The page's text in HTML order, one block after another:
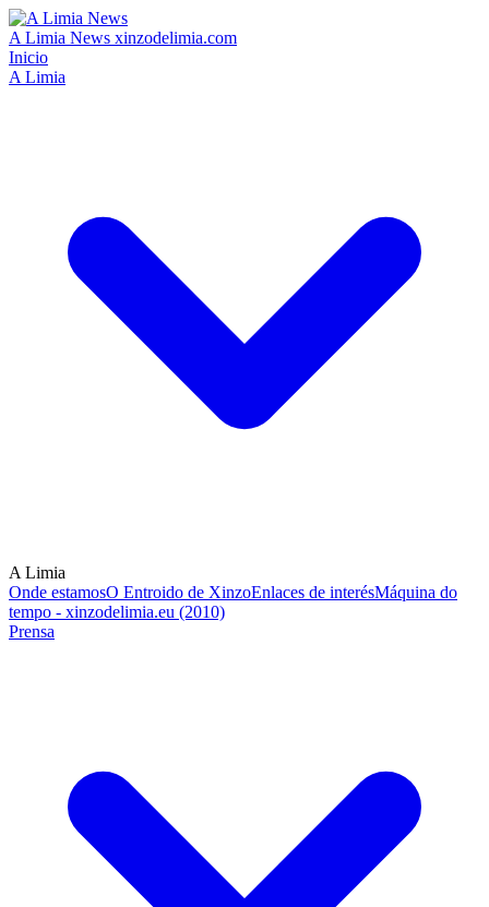
A Limia News xinzodelimia.com
Inicio
A Limia
A Limia
Onde estamosO Entroido de XinzoEnlaces de interésMáquina do
tempo - xinzodelimia.eu (2010)
Prensa